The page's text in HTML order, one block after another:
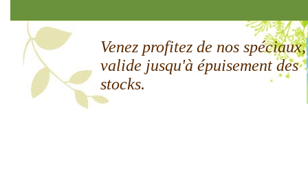
Venez profitez de nos spéciaux,
valide jusqu'à épuisement des
stocks.